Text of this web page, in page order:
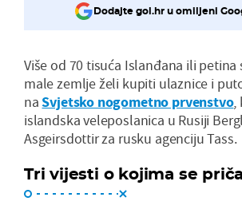
Dodajte gol.hr u omiljeni
Više od 70 tisuća Islanđana ili
male zemlje želi kupiti ulaznice i
naSvjetsko nogometno prvenstvo,
islandska veleposlanica u Rusiji
Asgeirsdottir za rusku agenciju Tass.
Tri vijesti o kojima se priča